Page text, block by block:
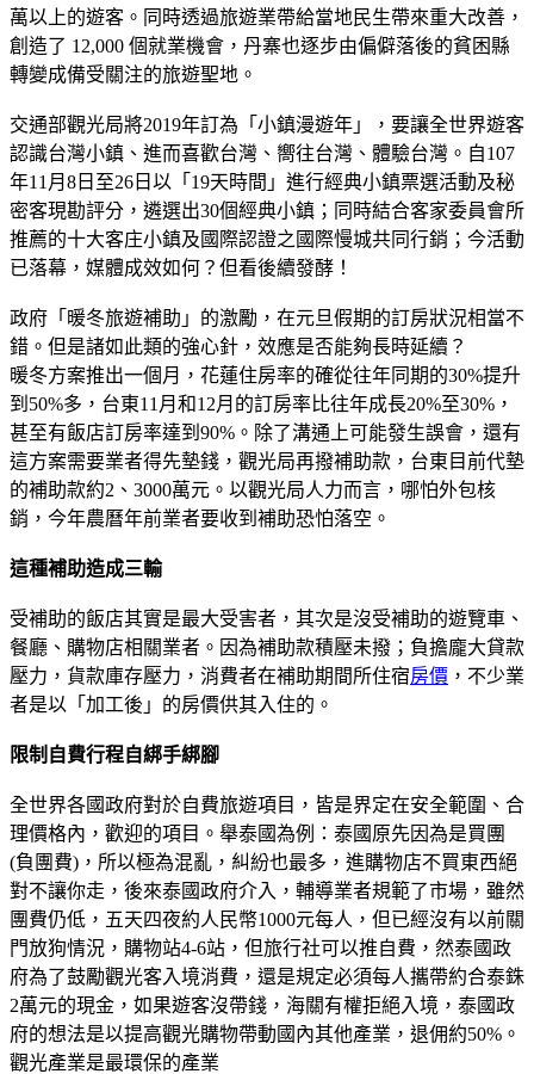
萬以上的遊客。同時透過旅遊業帶給當地民生帶來重大改善，
創造了 12,000 個就業機會，丹寨也逐步由偏僻落後的貧困縣
轉變成備受關注的旅遊聖地。
交通部觀光局將2019年訂為「小鎮漫遊年」，要讓全世界遊客
認識台灣小鎮、進而喜歡台灣、嚮往台灣、體驗台灣。自107
年11月8日至26日以「19天時間」進行經典小鎮票選活動及秘
密客現勘評分，遴選出30個經典小鎮；同時結合客家委員會所
推薦的十大客庄小鎮及國際認證之國際慢城共同行銷；今活動
已落幕，媒體成效如何？但看後續發酵！
政府「暖冬旅遊補助」的激勵，在元旦假期的訂房狀況相當不
錯。但是諸如此類的強心針，效應是否能夠長時延續？
暖冬方案推出一個月，花蓮住房率的確從往年同期的30%提升
到50%多，台東11月和12月的訂房率比往年成長20%至30%，
甚至有飯店訂房率達到90%。除了溝通上可能發生誤會，還有
這方案需要業者得先墊錢，觀光局再撥補助款，台東目前代墊
的補助款約2、3000萬元。以觀光局人力而言，哪怕外包核
銷，今年農曆年前業者要收到補助恐怕落空。
這種補助造成三輸
受補助的飯店其實是最大受害者，其次是沒受補助的遊覽車、
餐廳、購物店相關業者。因為補助款積壓未撥；負擔龐大貸款
壓力，貨款庫存壓力，消費者在補助期間所住宿房價 ，不少業
者是以「加工後」的房價供其入住的。
限制自費行程自綁手綁腳
全世界各國政府對於自費旅遊項目，皆是界定在安全範圍、合
理價格內，歡迎的項目。舉泰國為例：泰國原先因為是買團
(負團費)，所以極為混亂，糾紛也最多，進購物店不買東西絕
對不讓你走，後來泰國政府介入，輔導業者規範了市場，雖然
團費仍低，五天四夜約人民幣1000元每人，但已經沒有以前關
門放狗情況，購物站4-6站，但旅行社可以推自費，然泰國政
府為了鼓勵觀光客入境消費，還是規定必須每人攜帶約合泰銖
2萬元的現金，如果遊客沒帶錢，海關有權拒絕入境，泰國政
府的想法是以提高觀光購物帶動國內其他產業，退佣約50%。
觀光產業是最環保的產業